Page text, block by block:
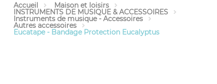
Accueil Maison et loisirs
INSTRUMENTS DE MUSIQUE & ACCESSOIRES
Instruments de musique - Accessoires
Autres accessoires
Eucatape - Bandage Protection Eucalyptus